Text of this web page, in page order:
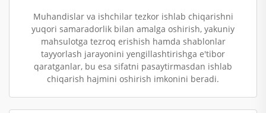
Muhandislar va ishchilar tezkor ishlab chiqarishni
yuqori samaradorlik bilan amalga oshirish, yakuniy
mahsulotga tezroq erishish hamda shablonlar
tayyorlash jarayonini yengillashtirishga e'tibor
qaratganlar, bu esa sifatni pasaytirmasdan ishlab
chiqarish hajmini oshirish imkonini beradi.